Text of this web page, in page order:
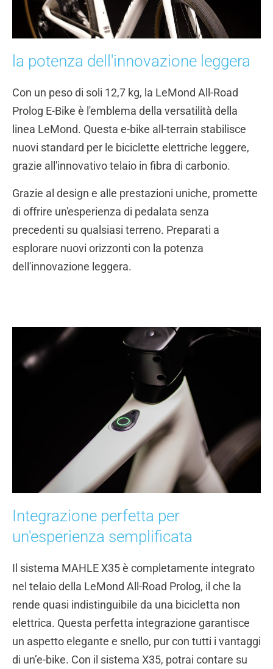
la potenza dell'innovazione leggera
Con un peso di soli 12,7 kg, la LeMond All-Road
Prolog E-Bike è l'emblema della versatilità della
linea LeMond. Questa e-bike all-terrain stabilisce
nuovi standard per le biciclette elettriche leggere,
grazie all'innovativo telaio in fibra di carbonio.
Grazie al design e alle prestazioni uniche, promette
di offrire un'esperienza di pedalata senza
precedenti su qualsiasi terreno. Preparati a
esplorare nuovi orizzonti con la potenza
dell'innovazione leggera.
Integrazione perfetta per
un'esperienza semplificata
Il sistema MAHLE X35 è completamente integrato
nel telaio della LeMond All-Road Prolog, il che la
rende quasi indistinguibile da una bicicletta non
elettrica. Questa perfetta integrazione garantisce
un aspetto elegante e snello, pur con tutti i vantaggi
di un’e-bike. Con il sistema X35, potrai contare su